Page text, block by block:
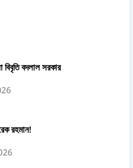
বিবৃতি বদলাল সরকার
রহমান!